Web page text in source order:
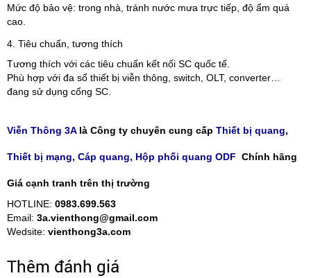
Mức độ bảo vệ: trong nhà, tránh nước mưa trực tiếp, độ ẩm quá
cao.
4. Tiêu chuẩn, tương thích
Tương thích với các tiêu chuẩn kết nối SC quốc tế.
Phù hợp với đa số thiết bị viễn thông, switch, OLT, converter…
đang sử dụng cổng SC.
Viễn Thông 3Alà Công ty chuyên cung cấp Thiết bị quang,
Thiết bị mạng, Cáp quang, Hộp phối quang ODF Chính hãng
Giá cạnh tranh trên thị trường
HOTLINE: 0983.699.563
Email: 3a.vienthong@gmail.com
Wedsite: vienthong3a.com
Thêm đánh giá